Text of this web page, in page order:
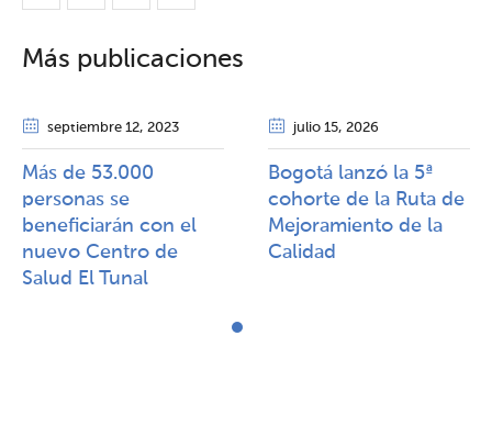
Más publicaciones
septiembre 12, 2023
Más de 53.000
personas se
beneficiarán con el
nuevo Centro de
Salud El Tunal
julio 15, 2026
Bogotá lanzó la 5ª
cohorte de la Ruta de
Mejoramiento de la
Calidad​​